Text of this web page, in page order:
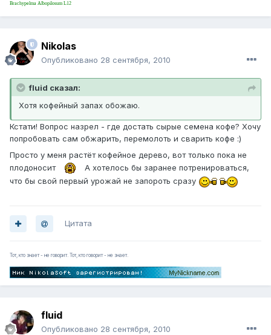
Brachypelma Albopilosum L12
Nikolas
Опубликовано 28 сентября, 2010
fluid сказал:
Хотя кофейный запах обожаю.
Кстати! Вопрос назрел - где достать сырые семена кофе? Хочу
попробовать сам обжарить, перемолоть и сварить кофе :)
Просто у меня растёт кофейное дерево, вот только пока не
плодоносит
А хотелось бы заранее потренироваться,
что бы свой первый урожай не запороть сразу
Цитата
Тот, кто знает - не говорит. Тот, кто говорит - не знает.
fluid
Опубликовано 28 сентября, 2010